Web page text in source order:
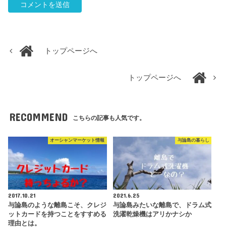
トップページへ
トップページへ
RECOMMEND こちらの記事も人気です。
オーシャンマーケット情報
2017.10.21
与論島のような離島こそ、クレジ
ットカードを持つことをすすめる
理由とは。
与論島の暮らし
2021.6.25
与論島みたいな離島で、ドラム式
洗濯乾燥機はアリかナシか